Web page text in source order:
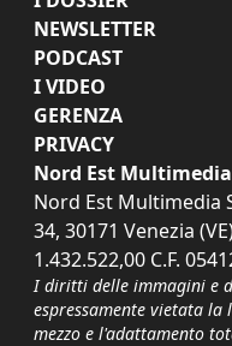
NEWSLETTER
PODCAST
I VIDEO
GERENZA
PRIVACY
Nord Est
Nord Est Multimedia
34, 30171 Venezia
1.432.522,00 C.F.
I diritti delle immagini e
espressamente vietata
mezzo e l'adattamento